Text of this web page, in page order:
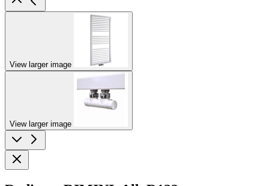
View larger image
View larger image